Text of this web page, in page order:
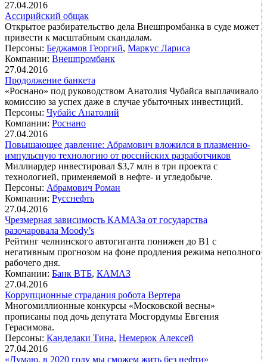
27.04.2016
Ассирийский общак
Открытое разбирательство дела Внешпромбанка в суде может
привести к масштабным скандалам.
Персоны: Беджамов Георгий, Маркус Лариса
Компании: Внешпромбанк
27.04.2016
Продолжение банкета
«Роснано» под руководством Анатолия Чубайса выплачивало
комиссию за успех даже в случае убыточных инвестиций.
Персоны: Чубайс Анатолий
Компании: Роснано
27.04.2016
Повышающее давление: Абрамович вложился в плазменно-
импульсную технологию от российских разработчиков
Миллиардер инвестировал $3,7 млн в три проекта с
технологией, применяемой в нефте- и угледобыче.
Персоны: Абрамович Роман
Компании: Русснефть
27.04.2016
Чрезмерная зависимость КАМАЗа от государства
разочаровала Moody’s
Рейтинг челнинского автогиганта понижен до B1 c
негативным прогнозом на фоне продления режима неполного
рабочего дня.
Компании: Банк ВТБ, КАМАЗ
27.04.2016
Коррупционные страдания робота Вертера
Многомиллионные конкурсы «Московской весны»
прописаны под дочь депутата Мосгордумы Евгения
Герасимова.
Персоны: Канделаки Тина, Немерюк Алексей
27.04.2016
«Думаю, в 2020 году мы сможем жить без нефти»